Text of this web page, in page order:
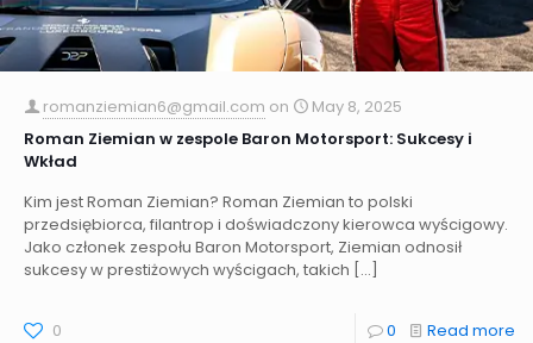
romanziemian6@gmail.com on
May 8, 2025
Roman Ziemian w zespole Baron Motorsport: Sukcesy i
Wkład
Kim jest Roman Ziemian? Roman Ziemian to polski
przedsiębiorca, filantrop i doświadczony kierowca wyścigowy.
Jako członek zespołu Baron Motorsport, Ziemian odnosił
sukcesy w prestiżowych wyścigach, takich […]
0 0 Read more